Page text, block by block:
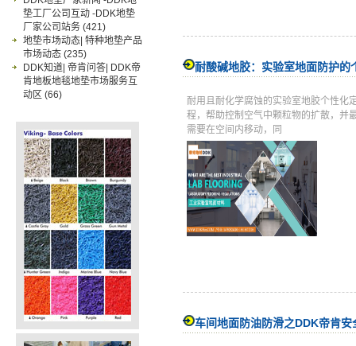
垫工厂公司互动 -DDK地垫
厂家公司站务 (421)
地垫市场动态| 特种地垫产品
市场动态 (235)
DDK知道| 帝肯问答| DDK帝
肯地板地毯地垫市场服务互
动区 (66)
耐酸碱地胶：实验室地面防护
耐用且耐化学腐蚀的实验室地胶个性化
程，帮助控制空气中颗粒物的扩散，并
需要在空间内移动，同
车间地面防油防滑之DDK帝肯安